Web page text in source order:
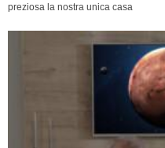
preziosa la nostra unica casa